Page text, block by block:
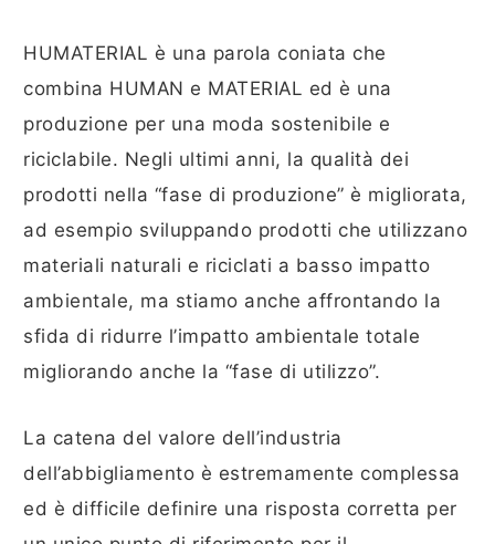
HUMATERIAL è una parola coniata che
combina HUMAN e MATERIAL ed è una
produzione per una moda sostenibile e
riciclabile. Negli ultimi anni, la qualità dei
prodotti nella “fase di produzione” è migliorata,
ad esempio sviluppando prodotti che utilizzano
materiali naturali e riciclati a basso impatto
ambientale, ma stiamo anche affrontando la
sfida di ridurre l’impatto ambientale totale
migliorando anche la “fase di utilizzo”.
La catena del valore dell’industria
dell’abbigliamento è estremamente complessa
ed è difficile definire una risposta corretta per